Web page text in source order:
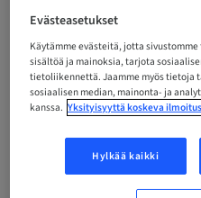
Evästeasetukset
Käytämme evästeitä, jotta
sisältöä ja mainoksia, tarjota
tietoliikennettä. Jaamme myös tietoja
sosiaalisen median, mainonta- ja
kanssa. Yksityisyyttä koskeva ilmoitus
Hylkää kaikki